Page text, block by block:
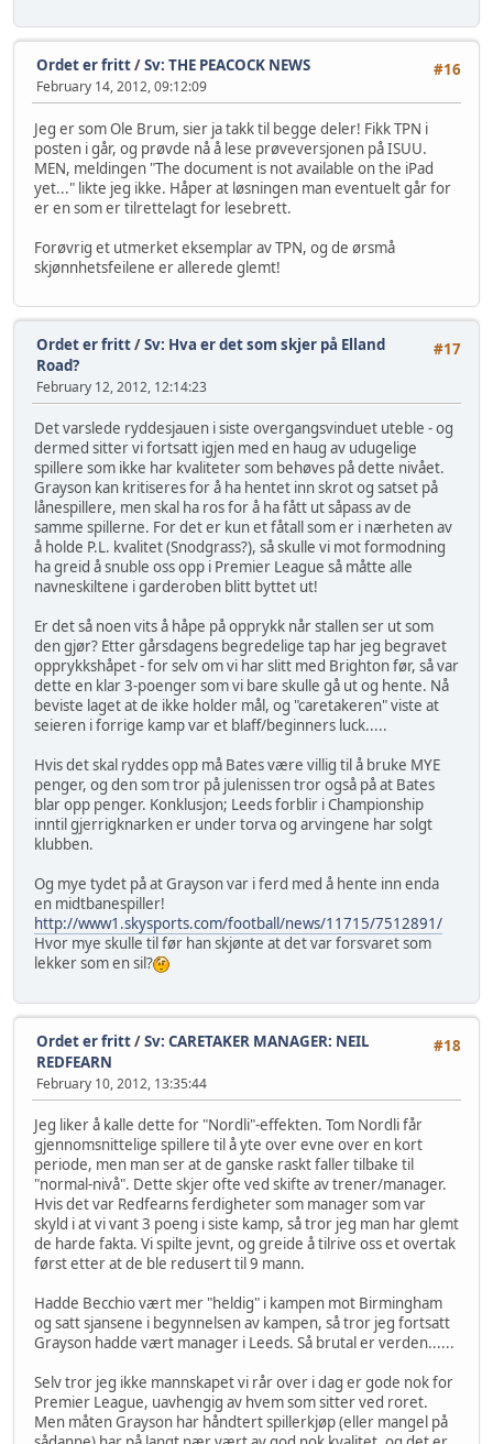
#16
Ordet er fritt/Sv: THE PEACOCK NEWS
February 14, 2012, 09:12:09
Jeg er som Ole Brum, sier ja takk til begge deler! Fikk TPN i
posten i går, og prøvde nå å lese prøveversjonen på ISUU.
MEN, meldingen "The document is not available on the iPad
yet..." likte jeg ikke. Håper at løsningen man eventuelt går for
er en som er tilrettelagt for lesebrett.
Forøvrig et utmerket eksemplar av TPN, og de ørsmå
skjønnhetsfeilene er allerede glemt!
#17
Ordet er fritt/Sv: Hva er det som skjer på Elland
Road?
February 12, 2012, 12:14:23
Det varslede ryddesjauen i siste overgangsvinduet uteble - og
dermed sitter vi fortsatt igjen med en haug av udugelige
spillere som ikke har kvaliteter som behøves på dette nivået.
Grayson kan kritiseres for å ha hentet inn skrot og satset på
lånespillere, men skal ha ros for å ha fått ut såpass av de
samme spillerne. For det er kun et fåtall som er i nærheten av
å holde P.L. kvalitet (Snodgrass?), så skulle vi mot formodning
ha greid å snuble oss opp i Premier League så måtte alle
navneskiltene i garderoben blitt byttet ut!
Er det så noen vits å håpe på opprykk når stallen ser ut som
den gjør? Etter gårsdagens begredelige tap har jeg begravet
opprykkshåpet - for selv om vi har slitt med Brighton før, så var
dette en klar 3-poenger som vi bare skulle gå ut og hente. Nå
beviste laget at de ikke holder mål, og "caretakeren" viste at
seieren i forrige kamp var et blaff/beginners luck.....
Hvis det skal ryddes opp må Bates være villig til å bruke MYE
penger, og den som tror på julenissen tror også på at Bates
blar opp penger. Konklusjon; Leeds forblir i Championship
inntil gjerrigknarken er under torva og arvingene har solgt
klubben.
Og mye tydet på at Grayson var i ferd med å hente inn enda
en midtbanespiller!
http://www1.skysports.com/football/news/11715/7512891/
Hvor mye skulle til før han skjønte at det var forsvaret som
lekker som en sil?
#18
Ordet er fritt/Sv: CARETAKER MANAGER: NEIL
REDFEARN
February 10, 2012, 13:35:44
Jeg liker å kalle dette for "Nordli"-effekten. Tom Nordli får
gjennomsnittelige spillere til å yte over evne over en kort
periode, men man ser at de ganske raskt faller tilbake til
"normal-nivå". Dette skjer ofte ved skifte av trener/manager.
Hvis det var Redfearns ferdigheter som manager som var
skyld i at vi vant 3 poeng i siste kamp, så tror jeg man har glemt
de harde fakta. Vi spilte jevnt, og greide å tilrive oss et overtak
først etter at de ble redusert til 9 mann.
Hadde Becchio vært mer "heldig" i kampen mot Birmingham
og satt sjansene i begynnelsen av kampen, så tror jeg fortsatt
Grayson hadde vært manager i Leeds. Så brutal er verden......
Selv tror jeg ikke mannskapet vi rår over i dag er gode nok for
Premier League, uavhengig av hvem som sitter ved roret.
Men måten Grayson har håndtert spillerkjøp (eller mangel på